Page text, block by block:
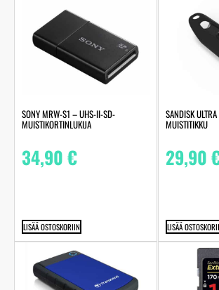
SONY MRW-S1 – UHS-II-SD-
MUISTIKORTINLUKIJA
34,90€
LISÄÄ OSTOSKORIIN
SANDISK
MUISTITIKKU
29,90
LISÄÄ